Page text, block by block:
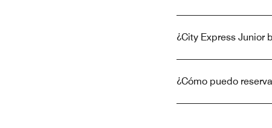
¿City Express Junior
¿Cómo puedo